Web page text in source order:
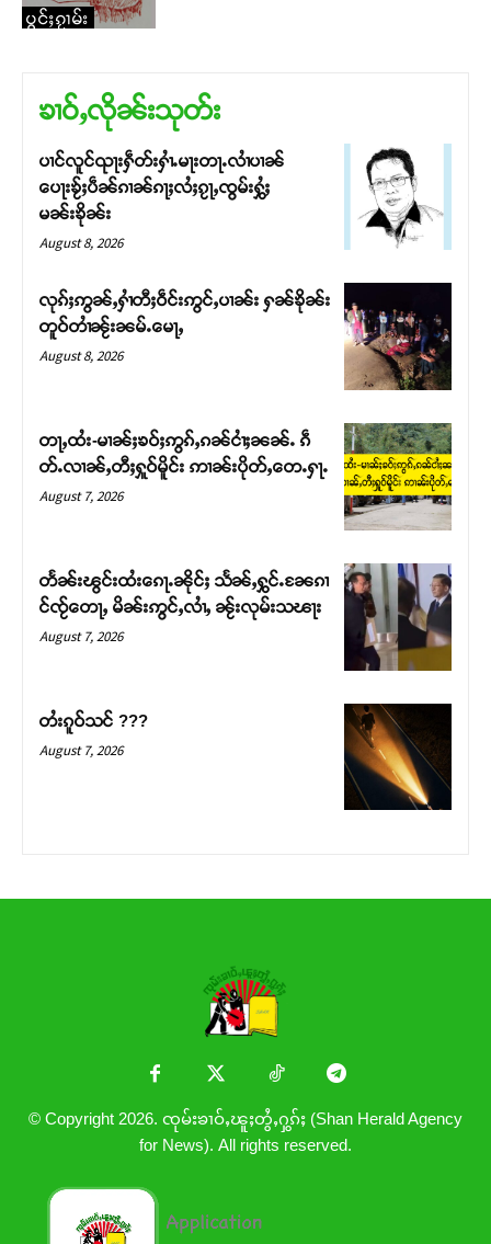
ပွင်ႈၵႂၢမ်း
ၶၢဝ်ႇလိုၼ်းသုတ်း
ပၢင်လူင်ၺႃးႁဵတ်းႁၢႆႉမႃးတႃႉလၢႆပၢၼ် ​​
ပေႃးၶႂ်ႈပဵၼ်ၵၢၼ်ၵႃႈလႆႈၵႂႃႇၸွမ်းႁွႆႈ
မၼ်းၶိုၼ်း
August 8, 2026
လုၵ်ႈဢွၼ်ႇႁၢႆတီႈဝဵင်းဢွင်ႇပၢၼ်း ႁၼ်ၶိုၼ်း
တူဝ်တၢႆၼႂ်းၼမ်ႉမေႃႇ
August 8, 2026
တႃႇထႆး-မၢၼ်ႈၶဝ်ႈဢွၵ်ႇၵၼ်ငၢႆႈၼၼ်ႉ ၵဵ
တ်ႉလၢၼ်ႇတီႈႁူဝ်မိူင်း ဢၢၼ်းပိုတ်ႇတေႉႁႃႉ
August 7, 2026
တႅၼ်းၽွင်းထႆးၵေႃႉၼိုင်ႈ သႅၼ်ႇႁွင်ႉၼႄၵၢ
င်ၸႂ်တေႃႇ မိၼ်းဢွင်ႇလၢႆႇ ၼႂ်းလုမ်းသၽႃး
August 7, 2026
တႆးၵူဝ်သင် ???
August 7, 2026
© Copyright 2026. ၸုမ်းၶၢဝ်ႇၽူႈတွႆႇႁွၵ်ႈ (Shan Herald Agency
for News). All rights reserved.